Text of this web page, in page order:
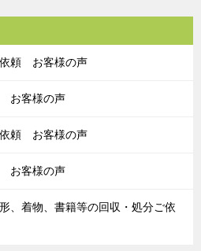
依頼 お客様の声
お客様の声
依頼 お客様の声
お客様の声
、着物、書籍等の回収・処分ご依